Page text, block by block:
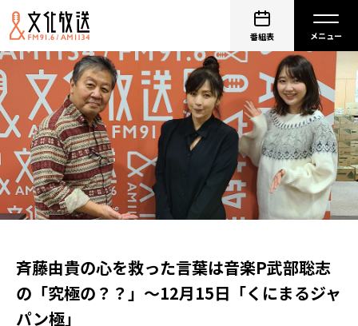
番組表
斉藤由貴の心を救った言葉は音楽P武部聡志
の「究極の？？」～12月15日「くにまるジャ
パン極」